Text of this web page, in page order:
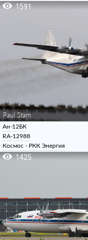
1591
Paul Stam
Ан-12БК
RA-12988
Космос - РКК Энергия
1425